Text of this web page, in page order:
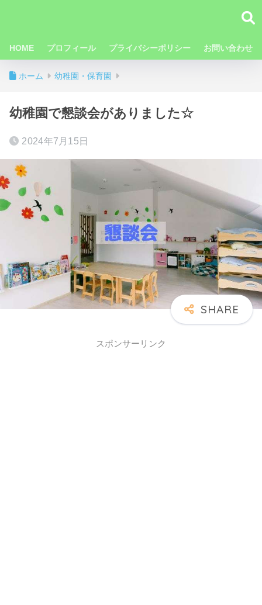
HOME プロフィール プライバシーポリシー お問い合わせ
ホーム 幼稚園・保育園
幼稚園で懇談会がありました☆
2024年7月15日
スポンサーリンク